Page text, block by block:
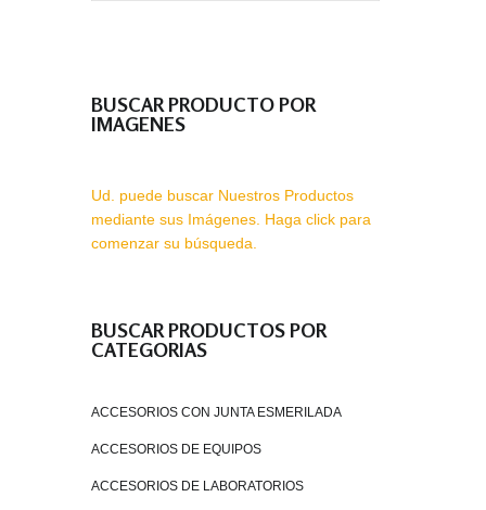
BUSCAR PRODUCTO POR
IMAGENES
Ud. puede buscar Nuestros Productos
mediante sus Imágenes. Haga click para
comenzar su búsqueda.
BUSCAR PRODUCTOS POR
CATEGORIAS
ACCESORIOS CON JUNTA ESMERILADA
ACCESORIOS DE EQUIPOS
ACCESORIOS DE LABORATORIOS